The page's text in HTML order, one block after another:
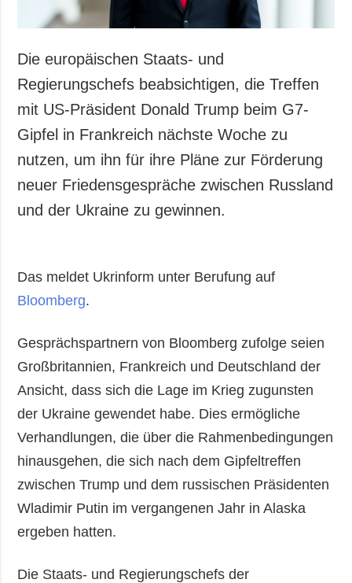
Die europäischen Staats- und
Regierungschefs beabsichtigen, die Treffen
mit US-Präsident Donald Trump beim G7-
Gipfel in Frankreich nächste Woche zu
nutzen, um ihn für ihre Pläne zur Förderung
neuer Friedensgespräche zwischen Russland
und der Ukraine zu gewinnen.
Das meldet Ukrinform unter Berufung auf
Bloomberg.
Gesprächspartnern von Bloomberg zufolge seien
Großbritannien, Frankreich und Deutschland der
Ansicht, dass sich die Lage im Krieg zugunsten
der Ukraine gewendet habe. Dies ermögliche
Verhandlungen, die über die Rahmenbedingungen
hinausgehen, die sich nach dem Gipfeltreffen
zwischen Trump und dem russischen Präsidenten
Wladimir Putin im vergangenen Jahr in Alaska
ergeben hatten.
Die Staats- und Regierungschefs der